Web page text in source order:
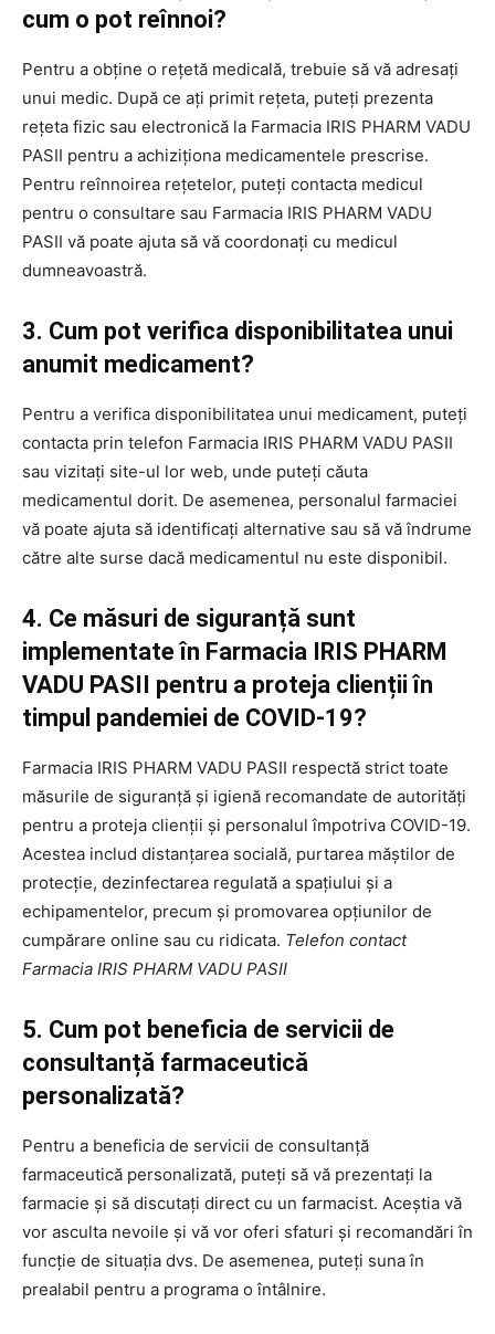
cum o pot reînnoi?
Pentru a obține o rețetă medicală, trebuie să vă adresați
unui medic. După ce ați primit rețeta, puteți prezenta
rețeta fizic sau electronică la Farmacia IRIS PHARM VADU
PASII pentru a achiziționa medicamentele prescrise.
Pentru reînnoirea rețetelor, puteți contacta medicul
pentru o consultare sau Farmacia IRIS PHARM VADU
PASII vă poate ajuta să vă coordonați cu medicul
dumneavoastră.
3. Cum pot verifica disponibilitatea unui
anumit medicament?
Pentru a verifica disponibilitatea unui medicament, puteți
contacta prin telefon Farmacia IRIS PHARM VADU PASII
sau vizitați site-ul lor web, unde puteți căuta
medicamentul dorit. De asemenea, personalul farmaciei
vă poate ajuta să identificați alternative sau să vă îndrume
către alte surse dacă medicamentul nu este disponibil.
4. Ce măsuri de siguranță sunt
implementate în Farmacia IRIS PHARM
VADU PASII pentru a proteja clienții în
timpul pandemiei de COVID-19?
Farmacia IRIS PHARM VADU PASII respectă strict toate
măsurile de siguranță și igienă recomandate de autorități
pentru a proteja clienții și personalul împotriva COVID-19.
Acestea includ distanțarea socială, purtarea măștilor de
protecție, dezinfectarea regulată a spațiului și a
echipamentelor, precum și promovarea opțiunilor de
cumpărare online sau cu ridicata. Telefon contact
Farmacia IRIS PHARM VADU PASII
5. Cum pot beneficia de servicii de
consultanță farmaceutică
personalizată?
Pentru a beneficia de servicii de consultanță
farmaceutică personalizată, puteți să vă prezentați la
farmacie și să discutați direct cu un farmacist. Aceștia vă
vor asculta nevoile și vă vor oferi sfaturi și recomandări în
funcție de situația dvs. De asemenea, puteți suna în
prealabil pentru a programa o întâlnire.